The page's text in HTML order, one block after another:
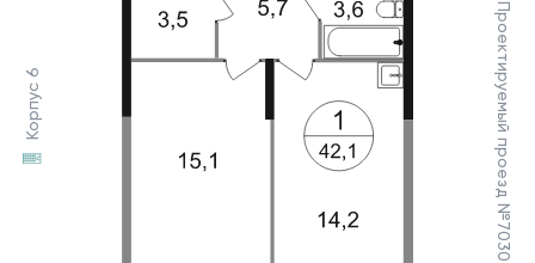
Корпус 6 Проектируемый проезд №7030